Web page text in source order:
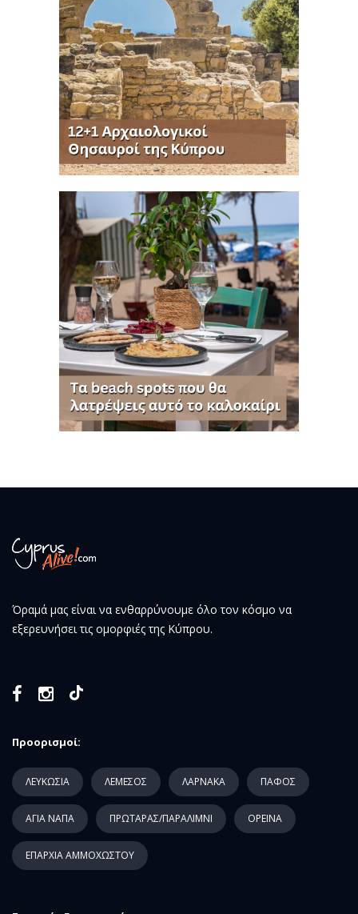
Όραμά μας είναι να ενθαρρύνουμε όλο τον κόσμο να
εξερευνήσει τις ομορφιές της Κύπρου.
Προορισμοί:
ΛΕΥΚΩΣΙΑ ΛΕΜΕΣΟΣ ΛΑΡΝΑΚΑ ΠΑΦΟΣ
ΑΓΙΑ ΝΑΠΑ ΠΡΩΤΑΡΑΣ/ΠΑΡΑΛΙΜΝΙ ΟΡΕΙΝΑ
ΕΠΑΡΧΙΑ ΑΜΜΟΧΩΣΤΟΥ